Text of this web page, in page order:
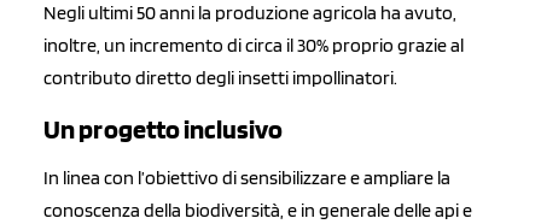
Negli ultimi 50 anni la produzione agricola ha avuto,
inoltre, un incremento di circa il 30% proprio grazie al
contributo diretto degli insetti impollinatori.
Un progetto inclusivo
In linea con l’obiettivo di sensibilizzare e ampliare la
conoscenza della biodiversità, e in generale delle api e